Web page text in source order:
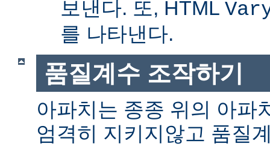
보낸다. 또, HTML
를 나타낸다.
품질계수 조작하기
아파치는 종종 위의 아파
엄격히 지키지않고 품질